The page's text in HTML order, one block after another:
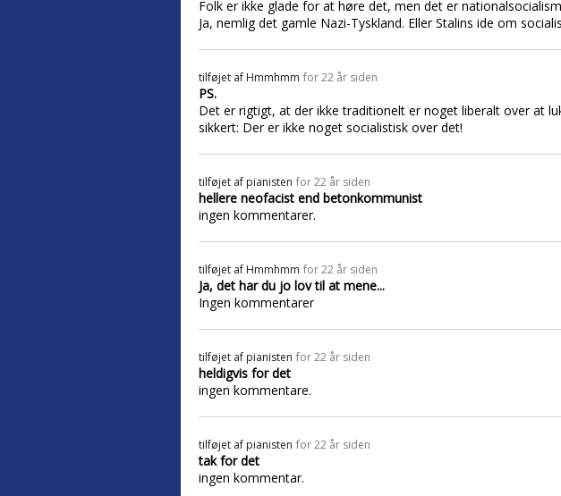
Folk er ikke glade for at høre det, men det er
Ja, nemlig det gamle Nazi-Tyskland. Eller Stalins ide om
tilføjet af Hmmhmm for 22 år siden
PS.
Det er rigtigt, at der ikke traditionelt er noget liberalt over at
sikkert: Der er ikke noget socialistisk over det!
tilføjet af pianisten for 22 år siden
hellere neofacist end betonkommunist
ingen kommentarer.
tilføjet af Hmmhmm for 22 år siden
Ja, det har du jo lov til at mene...
Ingen kommentarer
tilføjet af pianisten for 22 år siden
heldigvis for det
ingen kommentare.
tilføjet af pianisten for 22 år siden
tak for det
ingen kommentar.